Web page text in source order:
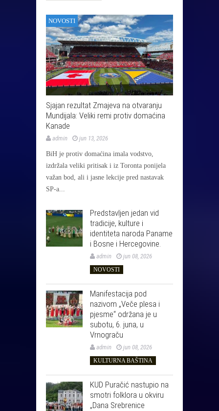
NOVOSTI
Sjajan rezultat Zmajeva na otvaranju
Mundijala: Veliki remi protiv domaćina
Kanade
admin jun 13, 2026
BiH je protiv domaćina imala vodstvo,
izdržala veliki pritisak i iz Toronta ponijela
važan bod, ali i jasne lekcije pred nastavak
SP-a...
Predstavljen jedan vid
tradicije, kulture i
identiteta naroda Paname
i Bosne i Hercegovine.
admin jun 08, 2026
NOVOSTI
Manifestacija pod
nazivom „Veče plesa i
pjesme“ održana je u
subotu, 6. juna, u
Vrnograču
admin jun 08, 2026
KULTURNA BAŠTINA
KUD Puračić nastupio na
smotri folklora u okviru
„Dana Srebrenice